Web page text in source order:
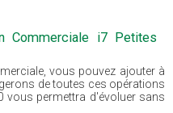
Commerciale i7 Petites
vous pouvez ajouter à
de toutes ces opérations
vous permettra d'évoluer sans